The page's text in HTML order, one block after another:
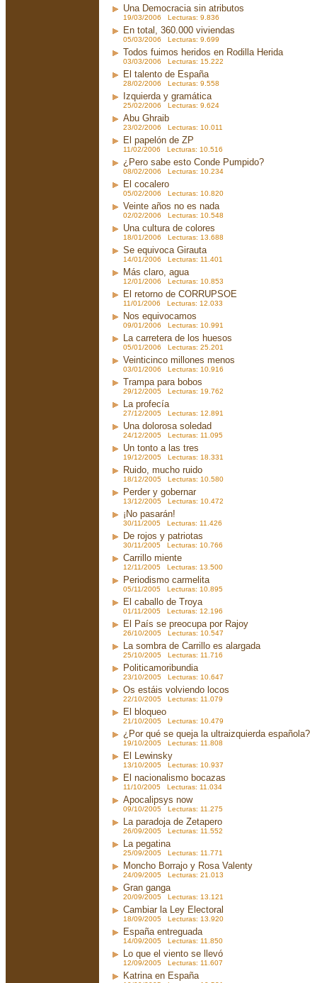
Una Democracia sin atributos
19/03/2006 Lecturas: 9.836
En total, 360.000 viviendas
05/03/2006 Lecturas: 9.699
Todos fuimos heridos en Rodilla Herida
03/03/2006 Lecturas: 15.222
El talento de España
28/02/2006 Lecturas: 9.558
Izquierda y gramática
25/02/2006 Lecturas: 9.624
Abu Ghraib
23/02/2006 Lecturas: 10.011
El papelón de ZP
11/02/2006 Lecturas: 10.516
¿Pero sabe esto Conde Pumpido?
08/02/2006 Lecturas: 10.234
El cocalero
05/02/2006 Lecturas: 10.820
Veinte años no es nada
02/02/2006 Lecturas: 10.548
Una cultura de colores
18/01/2006 Lecturas: 13.688
Se equivoca Girauta
14/01/2006 Lecturas: 11.401
Más claro, agua
12/01/2006 Lecturas: 10.853
El retorno de CORRUPSOE
11/01/2006 Lecturas: 12.033
Nos equivocamos
09/01/2006 Lecturas: 10.991
La carretera de los huesos
05/01/2006 Lecturas: 25.201
Veinticinco millones menos
03/01/2006 Lecturas: 10.916
Trampa para bobos
29/12/2005 Lecturas: 19.762
La profecía
27/12/2005 Lecturas: 12.891
Una dolorosa soledad
24/12/2005 Lecturas: 11.095
Un tonto a las tres
19/12/2005 Lecturas: 18.331
Ruido, mucho ruido
18/12/2005 Lecturas: 10.580
Perder y gobernar
13/12/2005 Lecturas: 10.472
¡No pasarán!
30/11/2005 Lecturas: 11.426
De rojos y patriotas
30/11/2005 Lecturas: 10.766
Carrillo miente
12/11/2005 Lecturas: 13.500
Periodismo carmelita
05/11/2005 Lecturas: 10.895
El caballo de Troya
01/11/2005 Lecturas: 12.196
El País se preocupa por Rajoy
26/10/2005 Lecturas: 10.547
La sombra de Carrillo es alargada
25/10/2005 Lecturas: 11.716
Politicamoribundia
23/10/2005 Lecturas: 10.647
Os estáis volviendo locos
22/10/2005 Lecturas: 11.079
El bloqueo
21/10/2005 Lecturas: 10.479
¿Por qué se queja la ultraizquierda española?
19/10/2005 Lecturas: 11.808
El Lewinsky
13/10/2005 Lecturas: 10.937
El nacionalismo bocazas
11/10/2005 Lecturas: 11.034
Apocalipsys now
09/10/2005 Lecturas: 11.275
La paradoja de Zetapero
26/09/2005 Lecturas: 11.552
La pegatina
25/09/2005 Lecturas: 11.771
Moncho Borrajo y Rosa Valenty
24/09/2005 Lecturas: 21.013
Gran ganga
20/09/2005 Lecturas: 13.121
Cambiar la Ley Electoral
18/09/2005 Lecturas: 13.920
España entreguada
14/09/2005 Lecturas: 11.850
Lo que el viento se llevó
12/09/2005 Lecturas: 11.607
Katrina en España